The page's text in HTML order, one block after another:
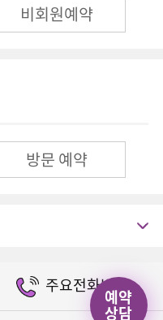
비회원예약
방문 예약
예약
상담
주요전화번호